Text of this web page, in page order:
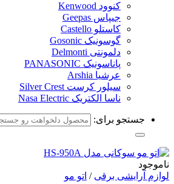
کنوود Kenwood
جیپاس Geepas
کاستلو Castello
گوسونیک Gosonic
دلمونتی Delmonti
پاناسونیک PANASONIC
عرشیا Arshia
سیلور کرست Silver Crest
ناسا الکتریک Nasa Electric
جستجو برای:
ناموجود
لوازم آرایشی برقی / اتو مو